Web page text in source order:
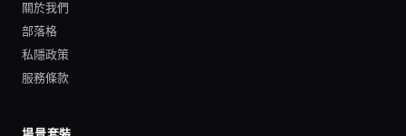
關於我們
部落格
私隱政策
服務條款